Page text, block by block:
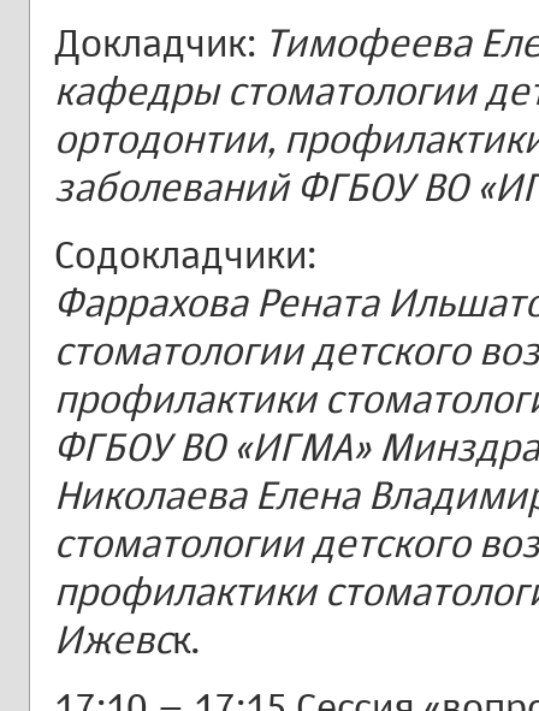
Докладчик: Тимофеева
кафедры стоматологии
ортодонтии,
заболеваний ФГБОУ ВО
Содокладчики:
Фаррахова Рената
стоматологии детского
профилактики
ФГБОУ ВО «ИГМА»
Николаева Елена
стоматологии детского
профилактики
Ижевск.